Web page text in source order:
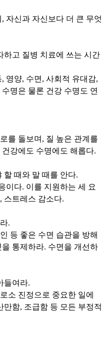
자신과 자신보다 더 큰 무엇
하고 질병 치료에 쓰는 시간
영양, 수면, 사회적 유대감,
명은 물론 건강 수명도 연
를 돌보며, 질 높은 관계를
강에도 수명에도 해롭다.
할 때와 말 때를 안다.
이다. 이를 지원하는 세 요
스트레스 감소다.
.
등 좋은 수면 습관을 방해
통제하라. 수면을 개선하
들여라.
소 진정으로 중요한 일에
만함, 조급함 등 모든 부정적